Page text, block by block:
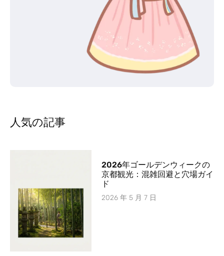
人気の記事
2026年ゴールデンウィークの
京都観光：混雑回避と穴場ガイ
ド
2026 年 5 月 7 日